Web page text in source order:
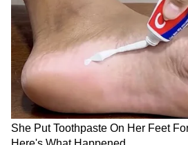
DOWNLOAD APP
RECOMMENDED STORIES